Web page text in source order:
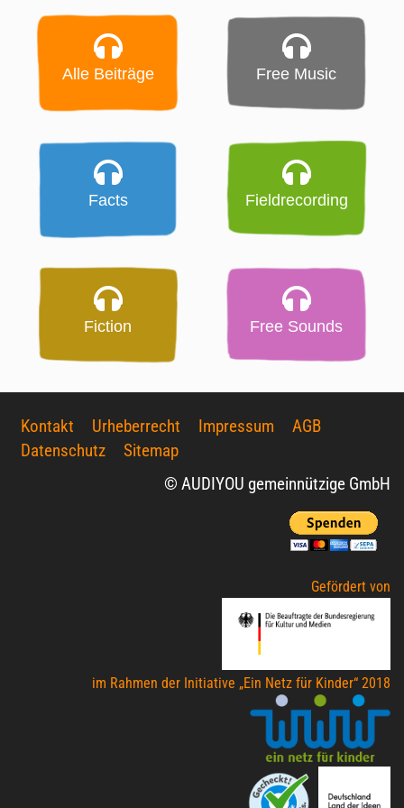
Alle Beiträge Free Music
Facts Fieldrecording
Fiction Free Sounds
Kontakt Urheberrecht Impressum
AGB
Datenschutz
Sitemap
© AUDIYOU gemeinnützige GmbH
Gefördert von
im Rahmen der Initiative „Ein Netz für Kinder“ 2018